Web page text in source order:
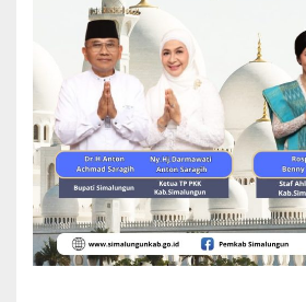
Simalungun semakin kuat dalam
ketertiban, serta pembangunan yang
masyarakat Simalungun.(*)